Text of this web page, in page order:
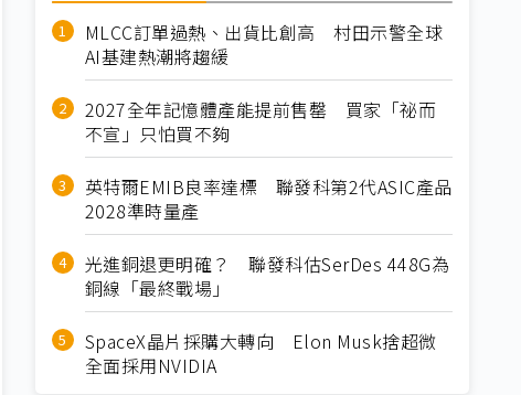
MLCC訂單過熱、出貨比創高 村田示警全球
AI基建熱潮將趨緩
2027全年記憶體產能提前售罄 買家「祕而
不宣」只怕買不夠
英特爾EMIB良率達標 聯發科第2代ASIC產品
2028準時量產
光進銅退更明確？ 聯發科估SerDes 448G為
銅線「最終戰場」
SpaceX晶片採購大轉向 Elon Musk捨超微
全面採用NVIDIA